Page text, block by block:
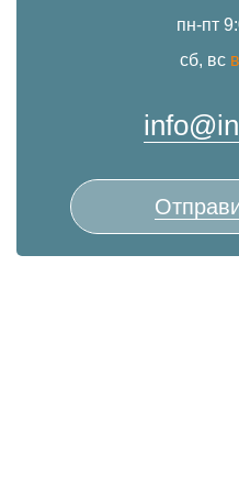
пн-пт
сб, вс